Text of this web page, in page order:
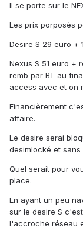
Il se porte sur le
Les prix porposés
Desire S 29 euro +
Nexus S 51 euro +
remb par BT au
access avec et on
Financièrement
affaire.
Le desire serai
desimlocké et
Quel serait pour
place.
En ayant un peu
sur le desire S
l'accroche réseau